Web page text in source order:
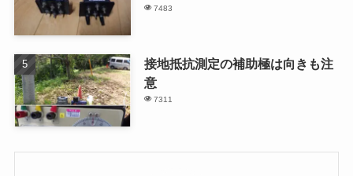
7483
接地抵抗測定の補助極は向きも注
意
7311